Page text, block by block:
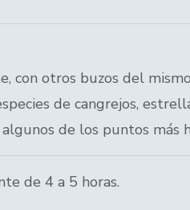
con otros buzos del
de cangrejos,
de los puntos más
de 4 a 5 horas.